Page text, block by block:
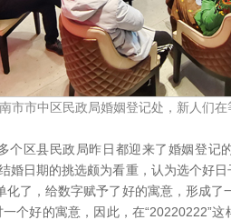
市市中区民政局婚姻登记处，新人们
县民政局昨日都迎来了婚姻登记
婚日期的挑选颇为看重，认为选个好
化了，给数字赋予了好的寓意，形成了
一个好的寓意，因此，在“20220222”